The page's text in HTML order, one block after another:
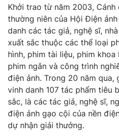
Thế giới đó đây
Câu chuyện quốc tế
Tài chính
Thị trường
Góc doanh nghiệp
Dữ liệu và đời sống
Truyền hình
Phim VTV
Hậu trường
Nhân vật
Khán giả
Giải trí
Điện ảnh
Âm nhạc
Đời sống
Du lịch
Khởi trao từ năm 2003,
thường niên của Hội Điện
danh các tác giả, nghệ sĩ,
xuất sắc thuộc các thể loại
hình, phim tài liệu, phim
phim ngắn và công trình
điện ảnh. Trong 20 năm qua,
vinh danh 107 tác phẩm tiêu
sắc, là các tác giả, nghệ sĩ,
điện ảnh gạo cội của nền
dự nhận giải thưởng.